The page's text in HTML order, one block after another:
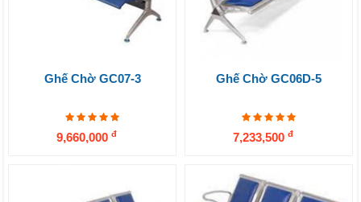
Ghế Chờ GC07-3
9,660,000 đ
Ghế Chờ GC06D-5
7,233,500 đ